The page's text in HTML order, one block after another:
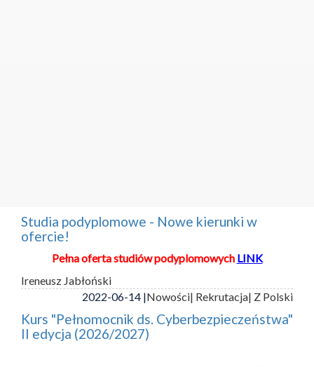
Studia podyplomowe - Nowe kierunki w
ofercie!
Pełna oferta studiów podyplomowych LINK
Ireneusz Jabłoński
2022-06-14 |Nowości| Rekrutacja| Z Polski
Kurs "Pełnomocnik ds. Cyberbezpieczeństwa"
II edycja (2026/2027)